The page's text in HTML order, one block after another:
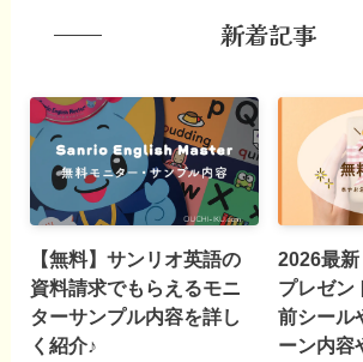
新着記事
【無料】サンリオ英語の
資料請求でもらえるモニ
ターサンプル内容を詳し
く紹介♪
2026最
プレゼン
前シール
ーン内容